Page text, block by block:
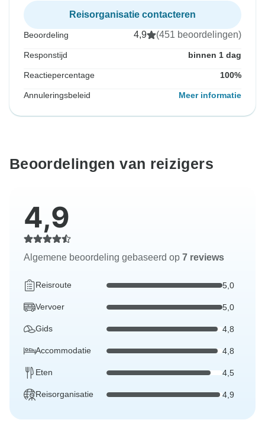
Reisorganisatie contacteren
Beoordeling 4,9 (451 beoordelingen)
Responstijd binnen 1 dag
Reactiepercentage 100%
Annuleringsbeleid Meer informatie
Beoordelingen van reizigers
4,9
Algemene beoordeling gebaseerd op 7 reviews
Reisroute 5,0
Vervoer 5,0
Gids 4,8
Accommodatie 4,8
Eten 4,5
Reisorganisatie 4,9